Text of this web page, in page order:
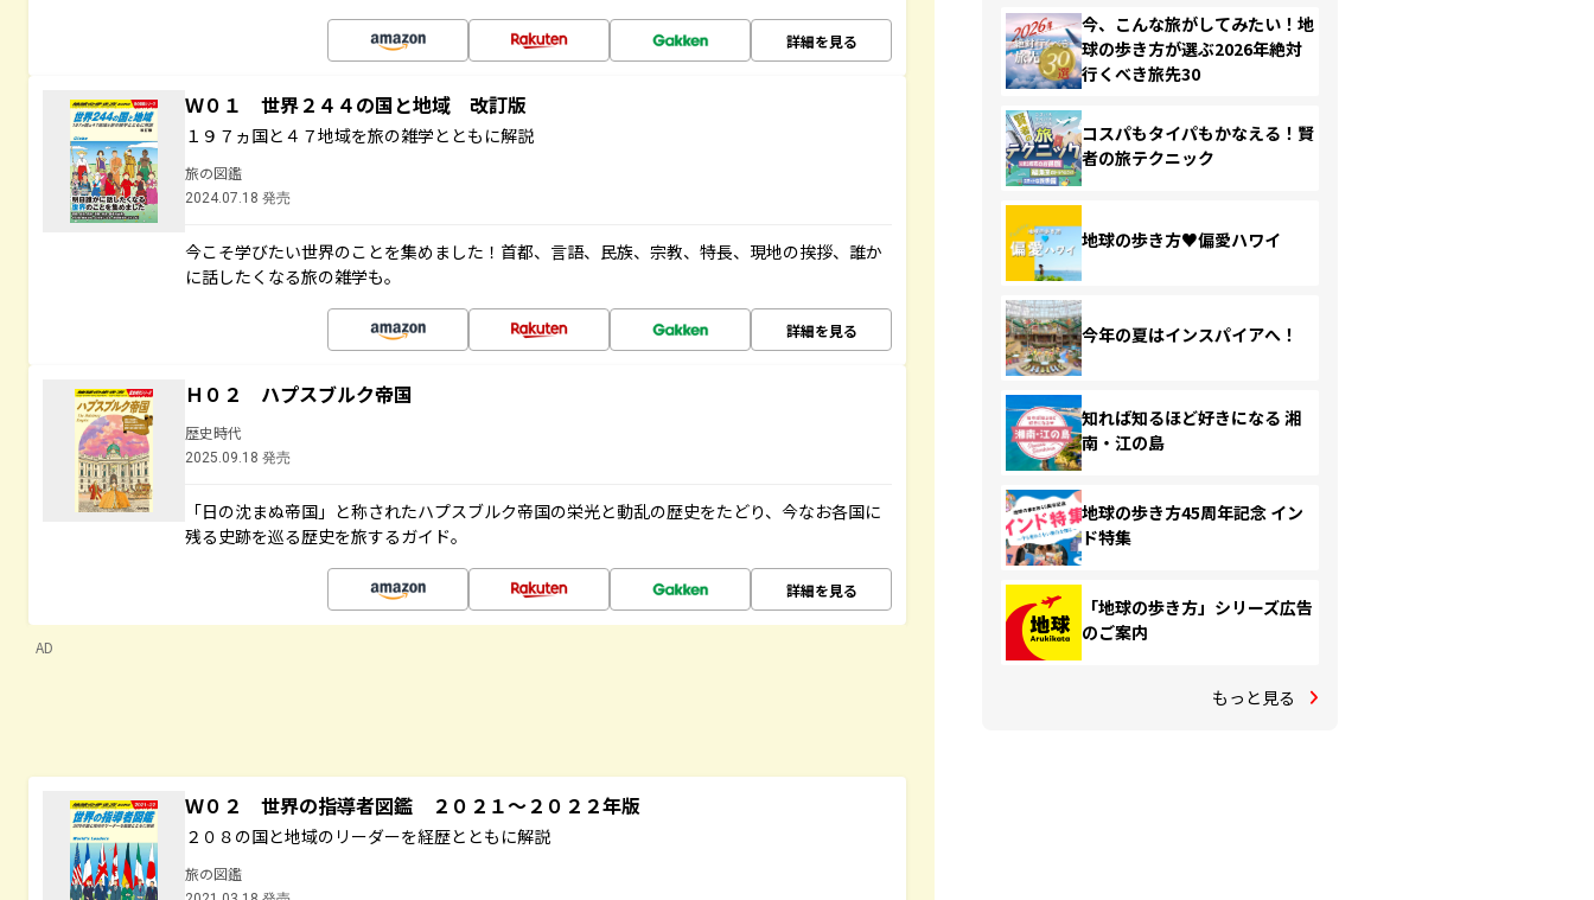
詳細を見る
Ｗ０１ 世界２４４の国と地域 改訂版
１９７ヵ国と４７地域を旅の雑学とともに解説
旅の図鑑
2024.07.18 発売
今こそ学びたい世界のことを集めました！首都、言語、民族、宗教、特長、現地の挨拶、誰か
に話したくなる旅の雑学も。
詳細を見る
Ｈ０２ ハプスブルク帝国
歴史時代
2025.09.18 発売
「日の沈まぬ帝国」と称されたハプスブルク帝国の栄光と動乱の歴史をたどり、今なお各国に
残る史跡を巡る歴史を旅するガイド。
詳細を見る
AD
Ｗ０２ 世界の指導者図鑑 ２０２１～２０２２年版
２０８の国と地域のリーダーを経歴とともに解説
旅の図鑑
今、こんな旅がしてみたい！地
球の歩き方が選ぶ2026年絶対
行くべき旅先30
コスパもタイパもかなえる！賢
者の旅テクニック
地球の歩き方♥偏愛ハワイ
今年の夏はインスパイアへ！
知れば知るほど好きになる 湘
南・江の島
地球の歩き方45周年記念 イン
ド特集
「地球の歩き方」シリーズ広告
のご案内
もっと見る